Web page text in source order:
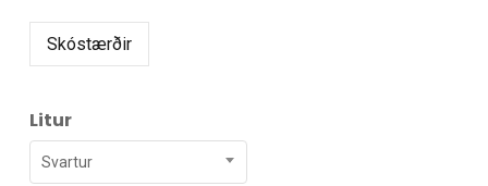
Skóstærðir
Litur
Svartur